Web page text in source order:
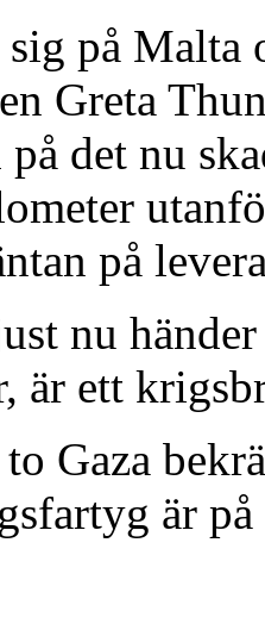
på Malta
Greta
det nu
på
nu
är ett
Gaza
är